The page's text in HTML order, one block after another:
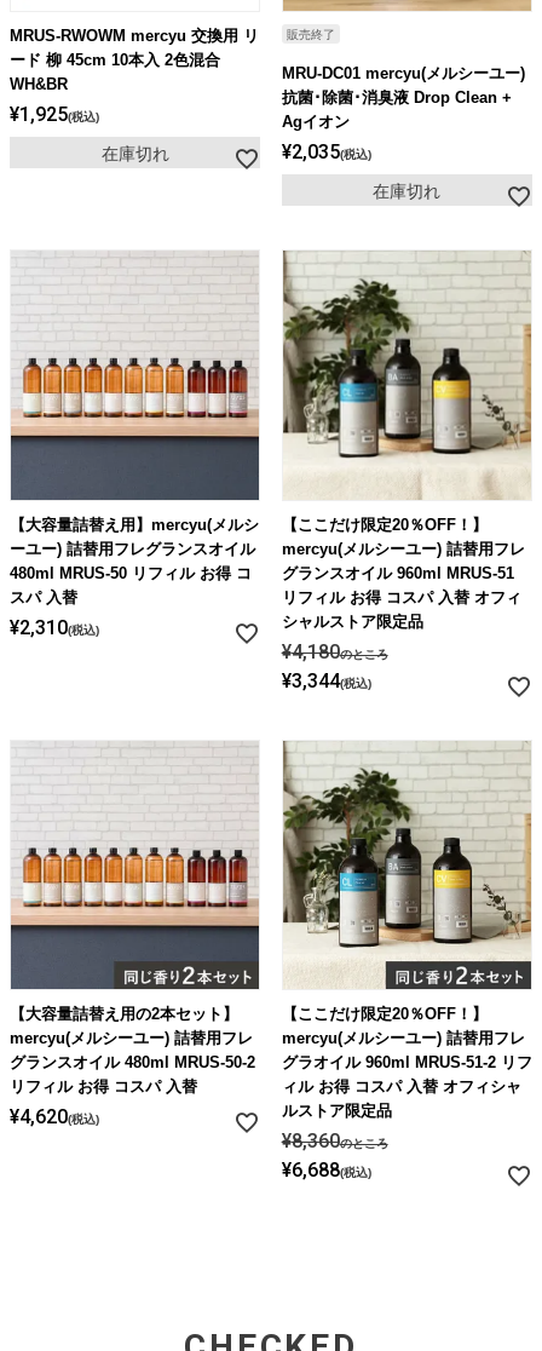
MRUS-RWOWM mercyu 交換用 リ
ード 柳 45cm 10本入 2色混合
WH&BR
¥1,925 税込
在庫切れ
販売終了
MRU-DC01 mercyu(メルシーユー)
抗菌･除菌･消臭液 Drop Clean +
Agイオン
¥2,035 税込
在庫切れ
【大容量詰替え用】mercyu(メルシ
ーユー) 詰替用フレグランスオイル
480ml MRUS-50 リフィル お得 コ
スパ 入替
¥2,310 税込
【ここだけ限定20％OFF！】
mercyu(メルシーユー) 詰替用フレ
グランスオイル 960ml MRUS-51
リフィル お得 コスパ 入替 オフィ
シャルストア限定品
¥4,180のところ
¥3,344 税込
【大容量詰替え用の2本セット】
mercyu(メルシーユー) 詰替用フレ
グランスオイル 480ml MRUS-50-2
リフィル お得 コスパ 入替
¥4,620 税込
【ここだけ限定20％OFF！】
mercyu(メルシーユー) 詰替用フレ
グラオイル 960ml MRUS-51-2 リフ
ィル お得 コスパ 入替 オフィシャ
ルストア限定品
¥8,360のところ
¥6,688 税込